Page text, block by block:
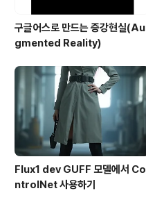
구글어스로 만드는 증강현실(Au
gmented Reality)
Flux1 dev GUFF 모델에서 Co
ntrolNet 사용하기